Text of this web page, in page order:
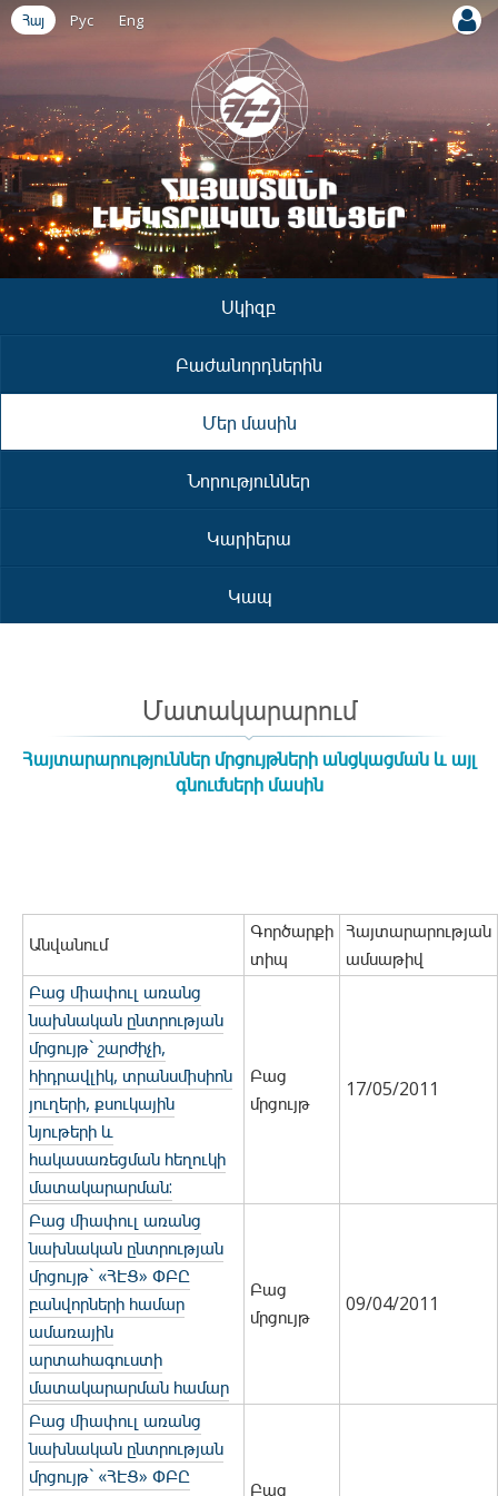
Հայ Рус Eng
Սկիզբ
Բաժանորդներին
Մեր մասին
Նորություններ
Կարիերա
Կապ
Մատակարարում
Հայտարարություններ մրցույթների անցկացման և այլ
գնումների մասին
Անվանում
Գործարքի
տիպ
Հայտարարության
ամսաթիվ
Բաց միափուլ առանց
նախնական ընտրության
մրցույթ` շարժիչի,
հիդրավլիկ, տրանսմիսիոն
յուղերի, քսուկային
նյութերի և
հակասառեցման հեղուկի
մատակարարման:
Բաց
մրցույթ
17/05/2011
Բաց միափուլ առանց
նախնական ընտրության
մրցույթ` «ՀԷՑ» ՓԲԸ
բանվորների համար
ամառային
արտահագուստի
մատակարարման համար
Բաց
մրցույթ
09/04/2011
Բաց միափուլ առանց
նախնական ընտրության
մրցույթ` «ՀԷՑ» ՓԲԸ
Բաց